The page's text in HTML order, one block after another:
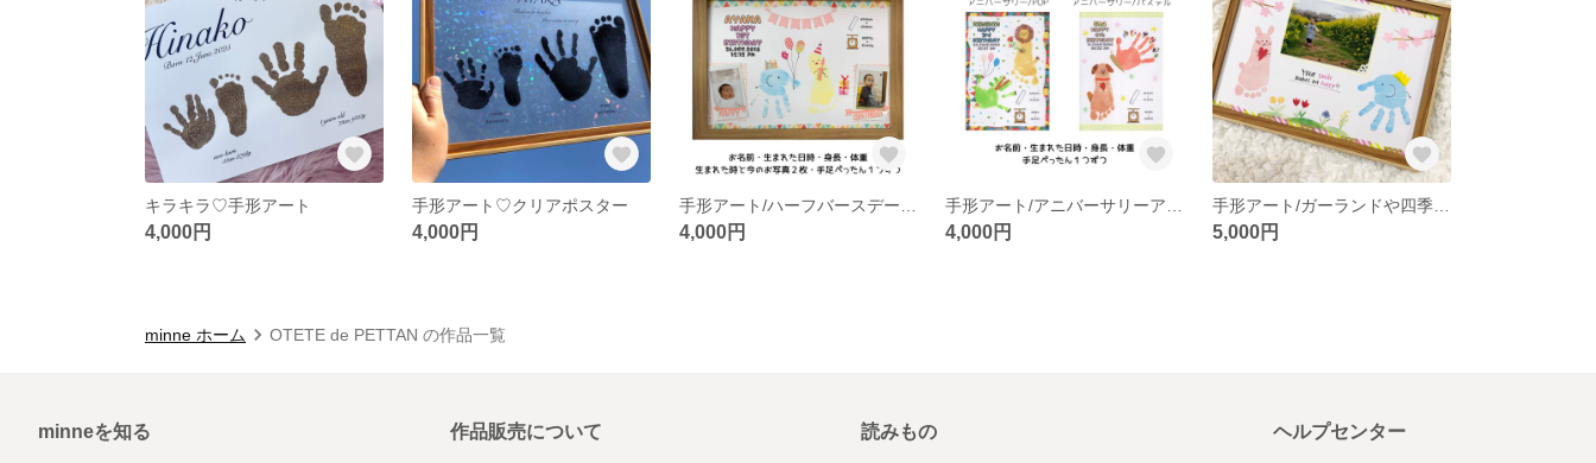
キラキラ♡手形アート
4,000円
手形アート♡クリアポスター
4,000円 4,000円 4,000円 5,000円
minne ホーム OTETE de PETTAN の作品一覧
minneを知る 作品販売について 読みもの ヘルプセンター